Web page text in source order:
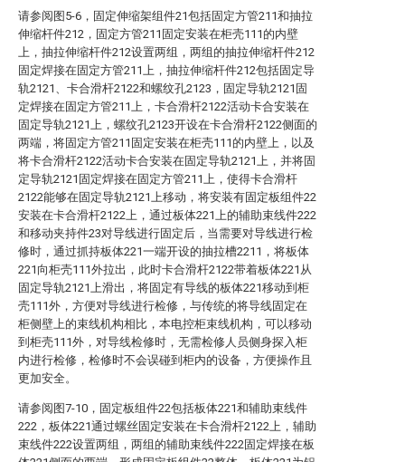
请参阅图5-6，固定伸缩架组件21包括固定方管211和抽拉
伸缩杆件212，固定方管211固定安装在柜壳111的内壁
上，抽拉伸缩杆件212设置两组，两组的抽拉伸缩杆件212
固定焊接在固定方管211上，抽拉伸缩杆件212包括固定导
轨2121、卡合滑杆2122和螺纹孔2123，固定导轨2121固
定焊接在固定方管211上，卡合滑杆2122活动卡合安装在
固定导轨2121上，螺纹孔2123开设在卡合滑杆2122侧面的
两端，将固定方管211固定安装在柜壳111的内壁上，以及
将卡合滑杆2122活动卡合安装在固定导轨2121上，并将固
定导轨2121固定焊接在固定方管211上，使得卡合滑杆
2122能够在固定导轨2121上移动，将安装有固定板组件22
安装在卡合滑杆2122上，通过板体221上的辅助束线件222
和移动夹持件23对导线进行固定后，当需要对导线进行检
修时，通过抓持板体221一端开设的抽拉槽2211，将板体
221向柜壳111外拉出，此时卡合滑杆2122带着板体221从
固定导轨2121上滑出，将固定有导线的板体221移动到柜
壳111外，方便对导线进行检修，与传统的将导线固定在
柜侧壁上的束线机构相比，本电控柜束线机构，可以移动
到柜壳111外，对导线检修时，无需检修人员侧身探入柜
内进行检修，检修时不会误碰到柜内的设备，方便操作且
更加安全。
请参阅图7-10，固定板组件22包括板体221和辅助束线件
222，板体221通过螺丝固定安装在卡合滑杆2122上，辅助
束线件222设置两组，两组的辅助束线件222固定焊接在板